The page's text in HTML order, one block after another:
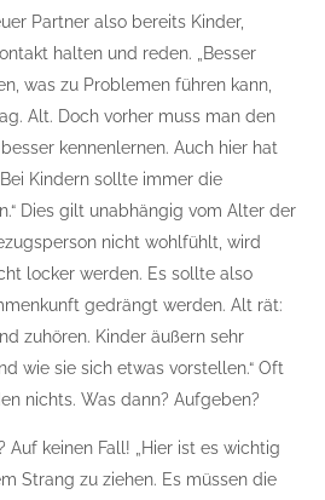
Partner also bereits Kinder,
halten und reden. „Besser
was zu Problemen führen kann,
Alt. Doch vorher muss man den
kennenlernen. Auch hier hat
Kindern sollte immer die
Dies gilt unabhängig vom Alter der
nicht wohlfühlt, wird
locker werden. Es sollte also
gedrängt werden. Alt rät:
zuhören. Kinder äußern sehr
wie sie sich etwas vorstellen.“ Oft
nichts. Was dann? Aufgeben?
Auf keinen Fall! „Hier ist es wichtig
Strang zu ziehen. Es müssen die